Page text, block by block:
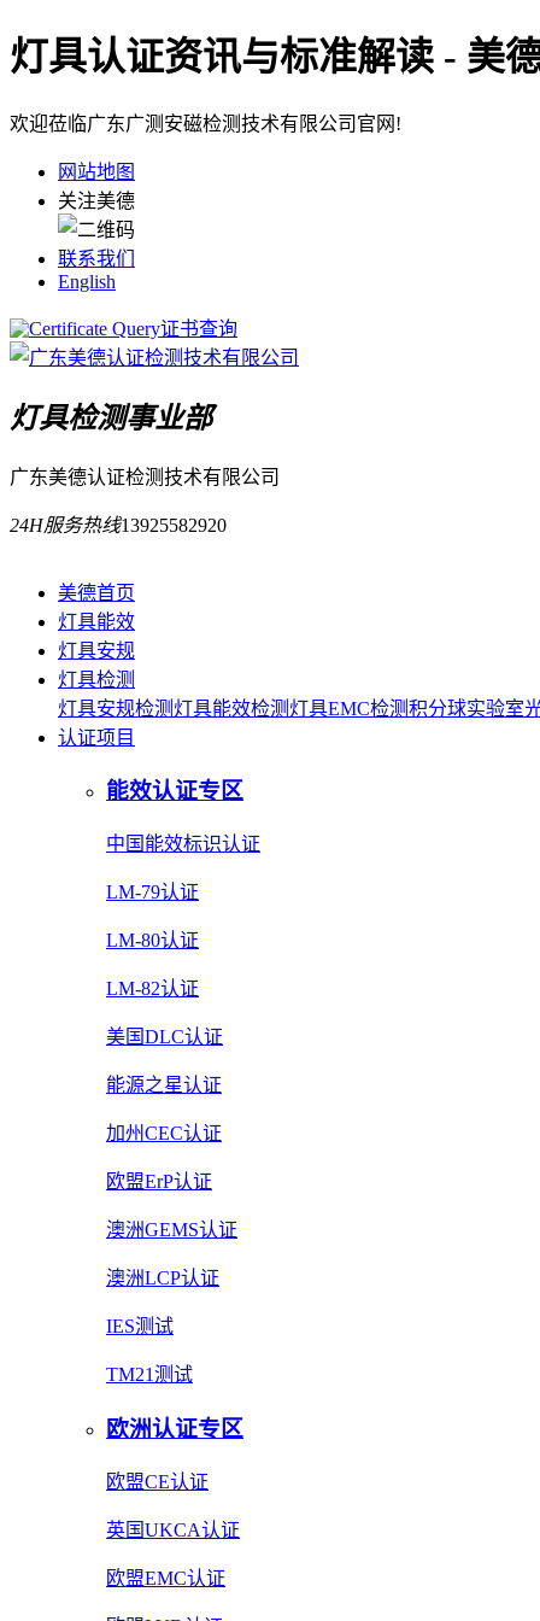
灯具认证资讯与标准解读 - 美
欢迎莅临广东广测安磁检测技术有限公司官网!
网站地图
关注美德
联系我们
English
证书查询
灯具检测事业部
广东美德认证检测技术有限公司
24H服务热线13925582920
美德首页
灯具能效
灯具安规
灯具检测
灯具安规检测 灯具能效检测 灯具EMC检测积分球实验室
认证项目
能效认证专区
中国能效标识认证
LM-79认证
LM-80认证
LM-82认证
美国DLC认证
能源之星认证
加州CEC认证
欧盟ErP认证
澳洲GEMS认证
澳洲LCP认证
IES测试
TM21测试
欧洲认证专区
欧盟CE认证
英国UKCA认证
欧盟EMC认证